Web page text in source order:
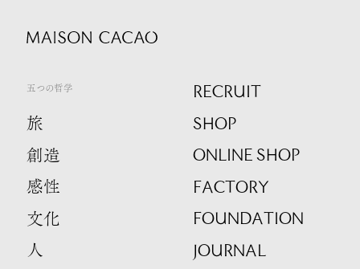
五つの哲学
旅
創造
感性
文化
人
RECRUIT
SHOP
ONLINE SHOP
FACTORY
FOUNDATION
JOURNAL